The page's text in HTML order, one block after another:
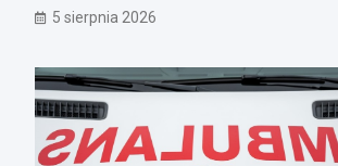
5 sierpnia 2026